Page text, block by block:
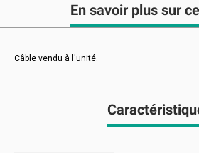
En savoir plus sur
Câble vendu à l'unité.